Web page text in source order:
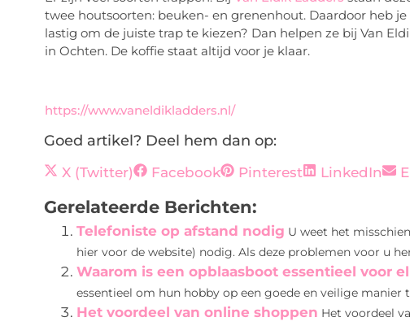
twee houtsoorten: beuken- en grenenhout. Daardoor heb
lastig om de juiste trap te kiezen? Dan helpen ze bij Van
in Ochten. De koffie staat altijd voor je klaar.
https://www.vaneldikladders.nl/
Goed artikel? Deel hem dan op:
X (Twitter) Facebook Pinterest LinkedIn
Gerelateerde Berichten:
Telefoniste op afstand nodig U weet het
hier voor de website) nodig. Als deze problemen voor u
Waarom is een opblaasboot essentieel voor
essentieel om hun hobby op een goede en veilige manier
Het voordeel van online shoppen Het voordeel